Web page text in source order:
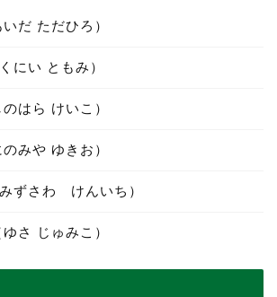
だ ただひろ）
にい ともみ）
はら けいこ）
みや ゆきお）
ずさわ けんいち）
さ じゅみこ）